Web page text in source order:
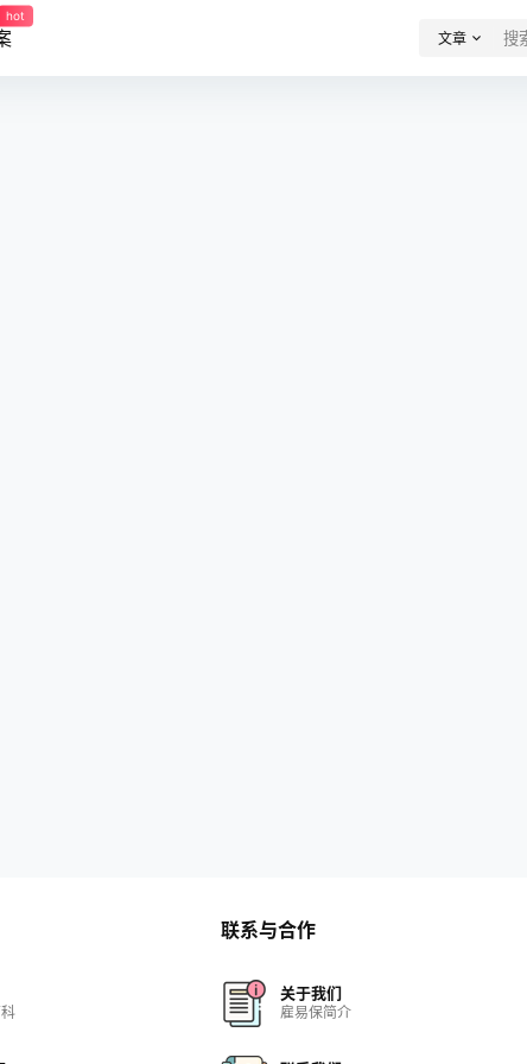
hot
文章
联系与合作
关于我们
雇易保简介